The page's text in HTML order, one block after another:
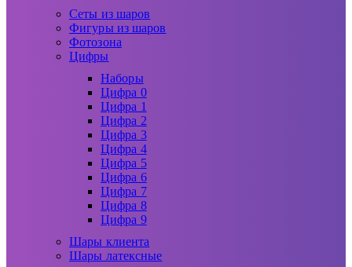
Сеты из шаров
Фигуры из шаров
Фотозона
Цифры
Наборы
Цифра 0
Цифра 1
Цифра 2
Цифра 3
Цифра 4
Цифра 5
Цифра 6
Цифра 7
Цифра 8
Цифра 9
Шары клиента
Шары латексные